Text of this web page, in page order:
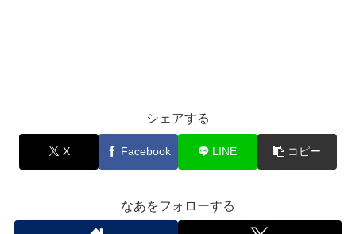
シェアする
X Facebook LINE コピー
なあをフォローする